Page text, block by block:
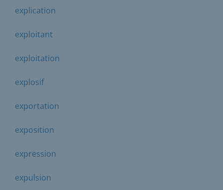
explication
exploitant
exploitation
explosif
exportation
exposition
expression
expulsion